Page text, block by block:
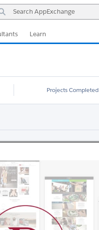
Learn
Projects Completed